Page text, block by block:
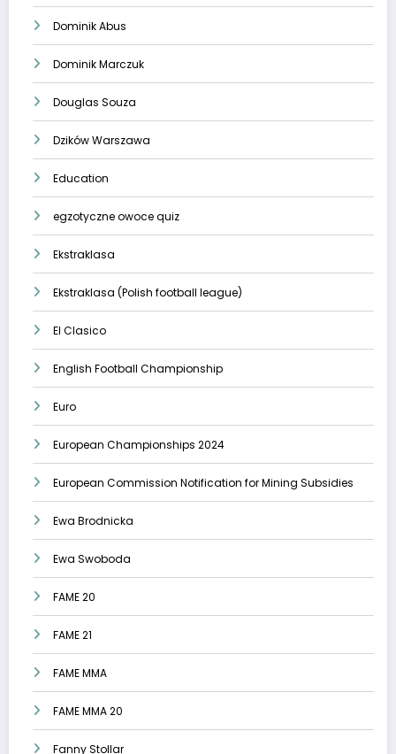
Dominik Abus
Dominik Marczuk
Douglas Souza
Dzików Warszawa
Education
egzotyczne owoce quiz
Ekstraklasa
Ekstraklasa (Polish football league)
El Clasico
English Football Championship
Euro
European Championships 2024
European Commission Notification for Mining Subsidies
Ewa Brodnicka
Ewa Swoboda
FAME 20
FAME 21
FAME MMA
FAME MMA 20
Fanny Stollar